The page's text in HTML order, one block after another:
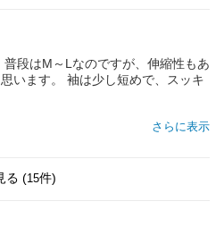
段はM～Lなのですが、伸縮性もあ
います。 袖は少し短めで、スッキ
さらに表示
る (15件)